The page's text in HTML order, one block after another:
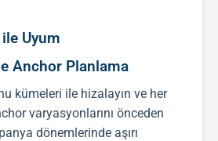
Uyum
Anchor Planlama
kümeleri ile hizalayın ve her
varyasyonlarını önceden
dönemlerinde aşırı